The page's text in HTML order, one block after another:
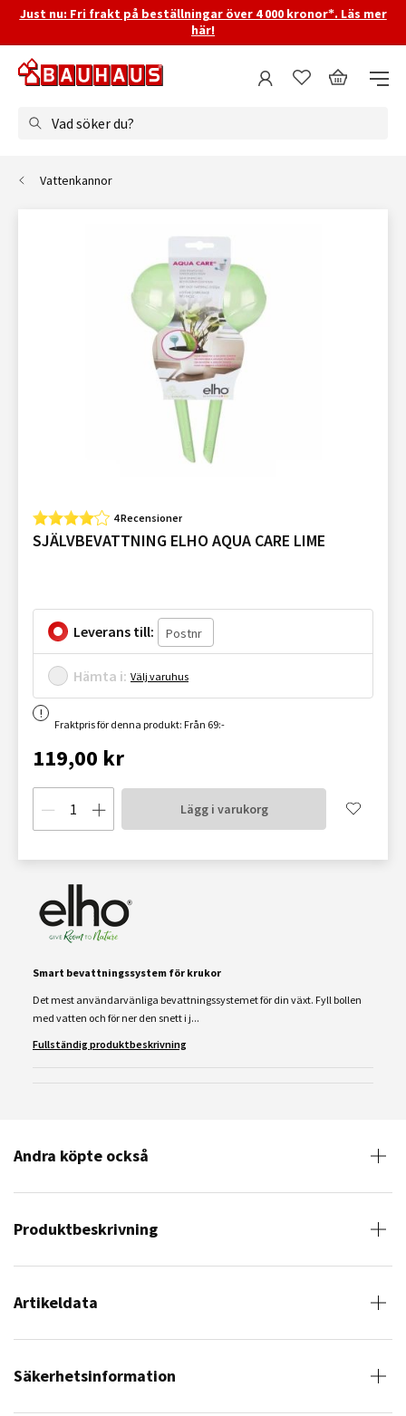
Just nu: Fri frakt på beställningar över 4 000 kronor*. Läs mer
här!
Vad söker du?
Vattenkannor
4 Recensioner
SJÄLVBEVATTNING ELHO AQUA CARE LIME
Leverans till:
Hämta i: Välj varuhus
Fraktpris för denna produkt: Från 69:-
119,00 kr
Lägg i varukorg
Smart bevattningssystem för krukor
Det mest användarvänliga bevattningssystemet för din växt. Fyll bollen
med vatten och för ner den snett i j...
Fullständig produktbeskrivning
Andra köpte också
Produktbeskrivning
Artikeldata
Säkerhetsinformation